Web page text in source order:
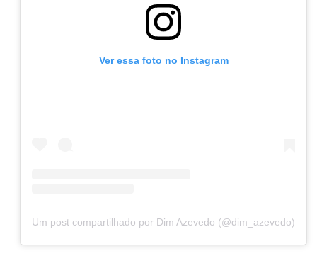
Ver essa foto no Instagram
Um post compartilhado por Dim Azevedo (@dim_azevedo)